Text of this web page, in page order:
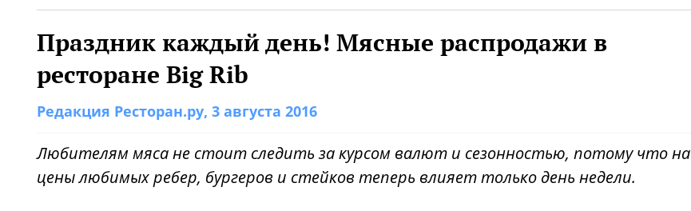
Праздник каждый день! Мясные распродажи в
ресторане Big Rib
Редакция Ресторан.ру, 3 августа 2016
Любителям мяса не стоит следить за курсом валют и сезонностью, потому что на
цены любимых ребер, бургеров и стейков теперь влияет только день недели.